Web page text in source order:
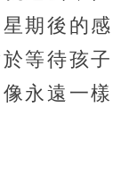
期後的感
等待孩子
永遠一樣